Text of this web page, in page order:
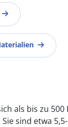
als bis zu
sind etwa